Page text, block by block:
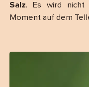
Salz. Es wird nicht
Moment auf dem